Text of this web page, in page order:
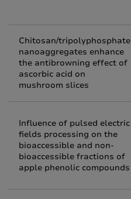
Chitosan/tripolyphosphate
nanoaggregates enhance
the antibrowning effect of
ascorbic acid on
mushroom slices
Influence of pulsed electric
fields processing on the
bioaccessible and non-
bioaccessible fractions of
apple phenolic compounds